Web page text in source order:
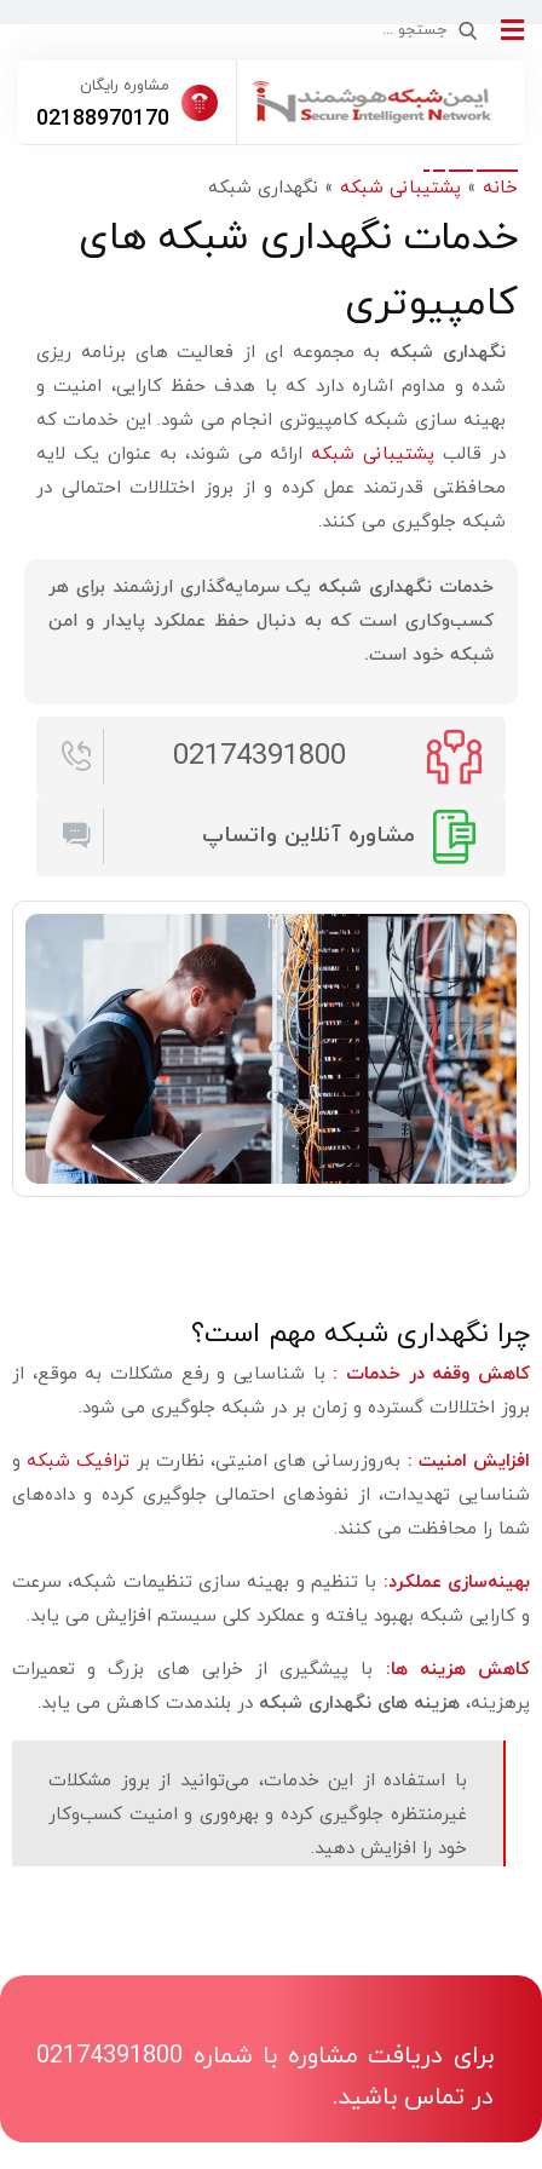
مشاوره رایگان
02188970170
خانه » پشتیبانی شبکه » نگهداری شبکه
خدمات نگهداری شبکه های
کامپیوتری
نگهداری شبکه به مجموعه ای از فعالیت های برنامه ریزی
شده و مداوم اشاره دارد که با هدف حفظ کارایی، امنیت و
بهینه سازی شبکه کامپیوتری انجام می شود. این خدمات که
در قالبپشتیبانی شبکه ارائه می شوند، به عنوان یک لایه
محافظتی قدرتمند عمل کرده و از بروز اختلالات احتمالی در
شبکه جلوگیری می کنند.
خدمات نگهداری شبکه یک سرمایه‌گذاری ارزشمند برای هر
کسب‌وکاری است که به دنبال حفظ عملکرد پایدار و امن
شبکه خود است.
02174391800
مشاوره آنلاین واتساپ
چرا نگهداری شبکه مهم است؟
کاهش وقفه در خدمات : با شناسایی و رفع مشکلات به موقع، از
بروز اختلالات گسترده و زمان‌ بر در شبکه جلوگیری می‌ شود.
افزایش امنیت : به‌روزرسانی‌ های امنیتی، نظارت بر ترافیک شبکه و
شناسایی تهدیدات، از نفوذهای احتمالی جلوگیری کرده و داده‌های
شما را محافظت می‌ کنند.
بهینه‌سازی عملکرد: با تنظیم و بهینه‌ سازی تنظیمات شبکه، سرعت
و کارایی شبکه بهبود یافته و عملکرد کلی سیستم افزایش می‌ یابد.
کاهش هزینه‌ ها: با پیشگیری از خرابی‌ های بزرگ و تعمیرات
پرهزینه، هزینه‌ های نگهداری شبکه در بلندمدت کاهش می‌ یابد.
با استفاده از این خدمات، می‌توانید از بروز مشکلات
غیرمنتظره جلوگیری کرده و بهره‌وری و امنیت کسب‌وکار
خود را افزایش دهید.
برای دریافت مشاوره با شماره 02174391800
در تماس باشید.